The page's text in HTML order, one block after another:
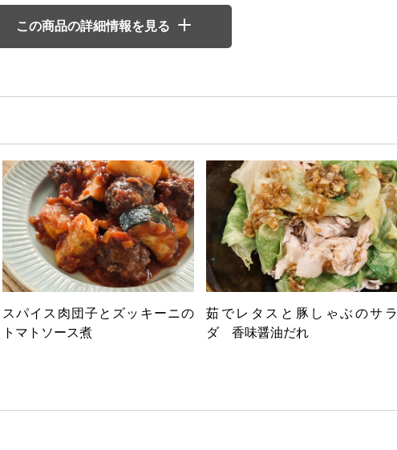
この商品の詳細情報を見る
スパイス肉団子とズッキーニの
トマトソース煮
茹でレタスと豚しゃぶのサラ
ダ 香味醤油だれ